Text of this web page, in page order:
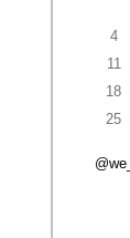
4
11
18
25